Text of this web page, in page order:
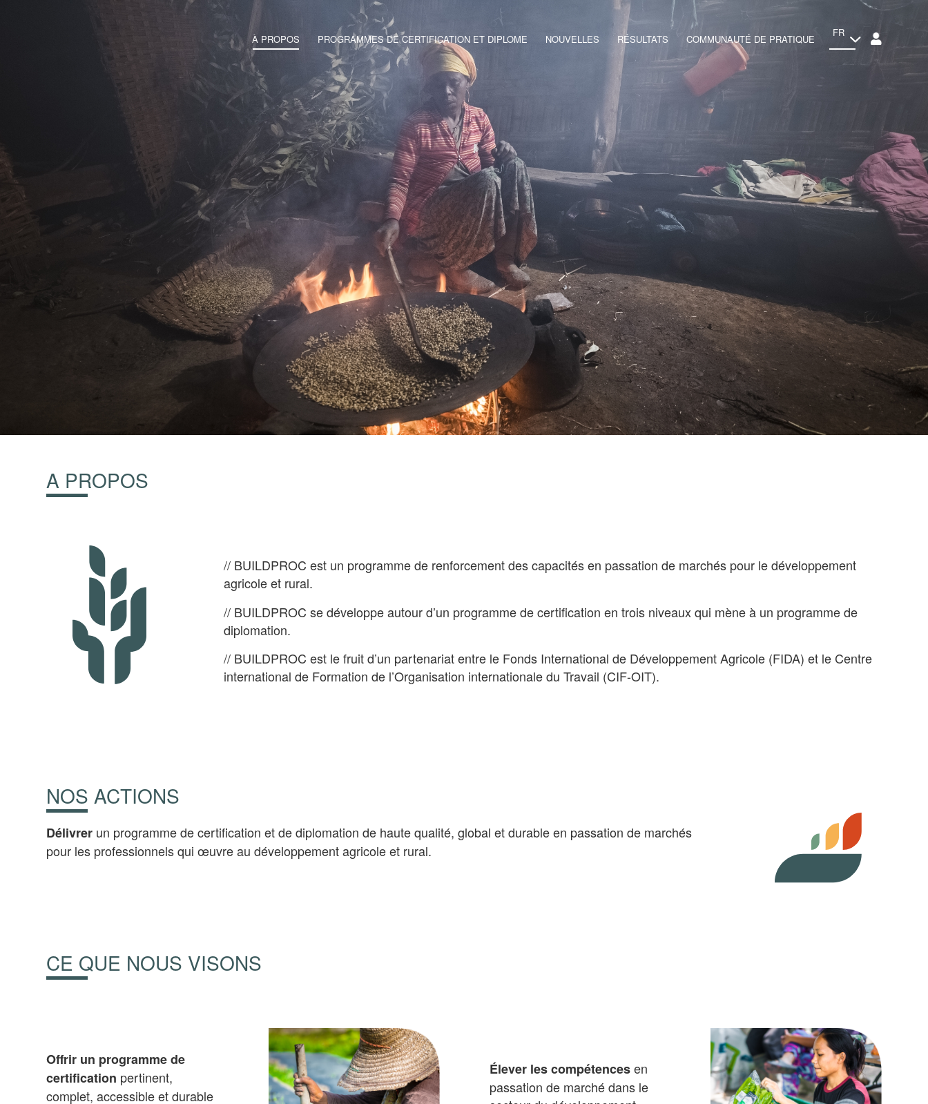
À PROPOS PROGRAMMES DE CERTIFICATION ET DIPLOME NOUVELLES RÉSULTATS COMMUNAUTÉ DE PRATIQUE
FR
A PROPOS
// BUILDPROC est un programme de renforcement des capacités en passation de marchés pour le développement
agricole et rural.
// BUILDPROC se développe autour d’un programme de certification en trois niveaux qui mène à un programme de
diplomation.
// BUILDPROC est le fruit d’un partenariat entre le Fonds International de Développement Agricole (FIDA) et le Centre
international de Formation de l’Organisation internationale du Travail (CIF-OIT).
NOS ACTIONS
Délivrer un programme de certification et de diplomation de haute qualité, global et durable en passation de marchés
pour les professionnels qui œuvre au développement agricole et rural.
CE QUE NOUS VISONS
Offrir un programme de
certification pertinent,
complet, accessible et durable
Élever les compétencesen
passation de marché dans le